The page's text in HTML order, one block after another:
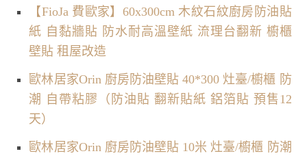
【FioJa 費歐家】60x300cm 木紋石紋廚房防油貼
紙 自黏牆貼 防水耐高溫壁紙 流理台翻新 櫥櫃
壁貼 租屋改造
歐林居家Orin 廚房防油壁貼 40*300 灶臺/櫥櫃 防
潮 自帶粘膠（防油貼 翻新貼紙 鋁箔貼 預售12
天）
歐林居家Orin 廚房防油壁貼 10米 灶臺/櫥櫃 防潮